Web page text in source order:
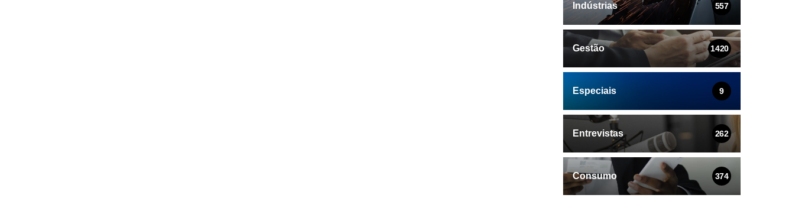
Indústrias 557
Gestão 1420
Especiais 9
Entrevistas 262
Consumo 374